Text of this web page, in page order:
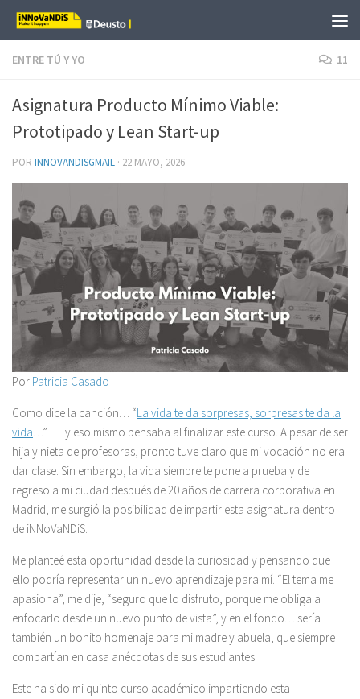
Saltar al contenido
ENTRE TÚ Y YO 11
Asignatura Producto Mínimo Viable:
Prototipado y Lean Start-up
POR INNOVANDISGMAIL · 22 MAYO, 2026
Por Patricia Casado
Como dice la canción… “La vida te da sorpresas, sorpresas te da la
vida…” … y eso mismo pensaba al finalizar este curso. A pesar de ser
hija y nieta de profesoras, pronto tuve claro que mi vocación no era
dar clase. Sin embargo, la vida siempre te pone a prueba y de
regreso a mi ciudad después de 20 años de carrera corporativa en
Madrid, me surgió la posibilidad de impartir esta asignatura dentro
de iNNoVaNDiS.
Me planteé esta oportunidad desde la curiosidad y pensando que
ello podría representar un nuevo aprendizaje para mí. “El tema me
apasiona”, me dije, “seguro que lo disfruto, porque me obliga a
enfocarlo desde un nuevo punto de vista”, y en el fondo… sería
también un bonito homenaje para mi madre y abuela, que siempre
compartían en casa anécdotas de sus estudiantes.
Este ha sido mi quinto curso académico impartiendo esta